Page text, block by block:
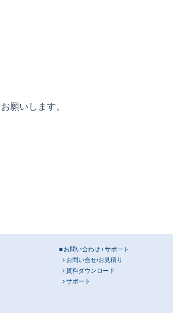
願いします。
お問い合わせ / サポート
お問い合せ/お見積り
資料ダウンロード
サポート